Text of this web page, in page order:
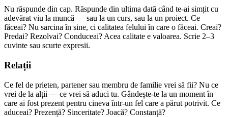
Nu răspunde din cap. Răspunde din ultima dată când te-ai simțit cu
adevărat viu la muncă — sau la un curs, sau la un proiect. Ce
făceai? Nu sarcina în sine, ci calitatea felului în care o făceai. Creai?
Predai? Rezolvai? Conduceai? Acea calitate e valoarea. Scrie 2–3
cuvinte sau scurte expresii.
Relații
Ce fel de prieten, partener sau membru de familie vrei să fii? Nu ce
vrei de la alții — ce vrei să aduci tu. Gândește-te la un moment în
care ai fost prezent pentru cineva într-un fel care a părut potrivit. Ce
aduceai? Prezență? Sinceritate? Joacă? Constanță?